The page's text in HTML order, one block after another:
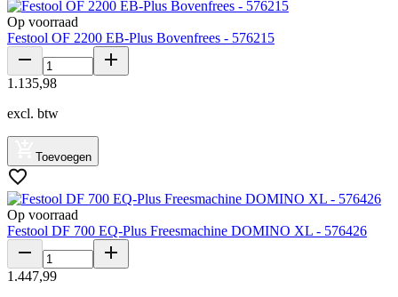
Op voorraad
Festool OF 2200 EB-Plus Bovenfrees - 576215
1 .135,98
excl. btw
Toevoegen
Op voorraad
Festool DF 700 EQ-Plus Freesmachine DOMINO XL - 576426
1 .447,99